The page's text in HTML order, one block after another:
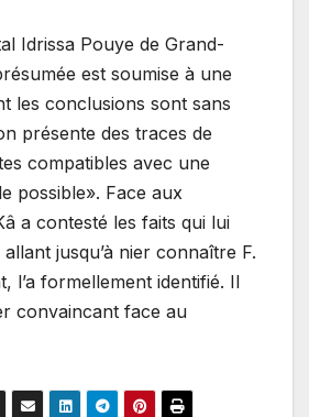
Idrissa Pouye de Grand-
est soumise à une
les conclusions sont sans
présente des traces de
compatibles avec une
possible». Face aux
a contesté les faits qui lui
jusqu’à nier connaître F.
l’a formellement identifié. Il
convaincant face au